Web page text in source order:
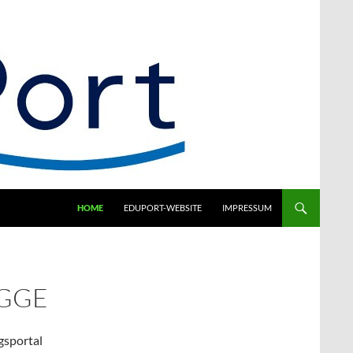
HOME EDUPORT-WEBSITE IMPRESSUM